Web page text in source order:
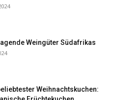
Weingüter Südafrikas
Weihnachtskuchen: